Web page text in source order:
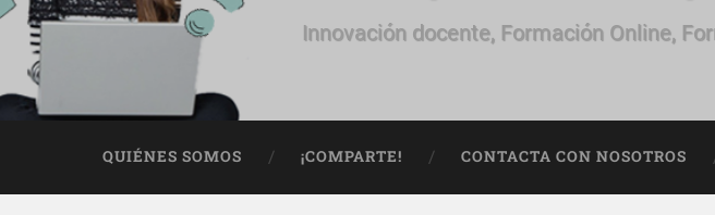
Innovación docente, Formación Online,
QUIÉNES SOMOS ¡COMPARTE! CONTACTA CON NOSOTROS